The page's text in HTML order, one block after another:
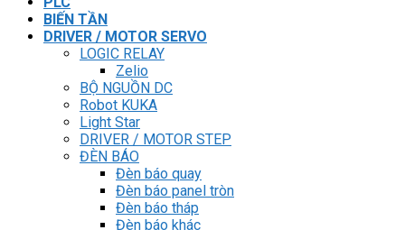
BIẾN TẦN
DRIVER / MOTOR SERVO
LOGIC RELAY
Zelio
BỘ NGUỒN DC
Robot KUKA
Light Star
DRIVER / MOTOR STEP
ĐÈN BÁO
Đèn báo quay
Đèn báo panel tròn
Đèn báo tháp
Đèn báo khác